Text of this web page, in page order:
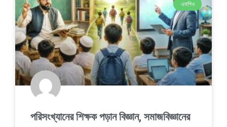
এমপিও
পরিসংখ্যানের শিক্ষক পড়ান বিজ্ঞান, সমাজবিজ্ঞানের